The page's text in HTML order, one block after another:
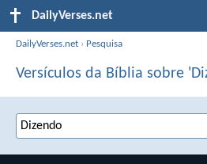
DailyVerses.net
DailyVerses.net › Pesquisa
Versículos da Bíblia sobre